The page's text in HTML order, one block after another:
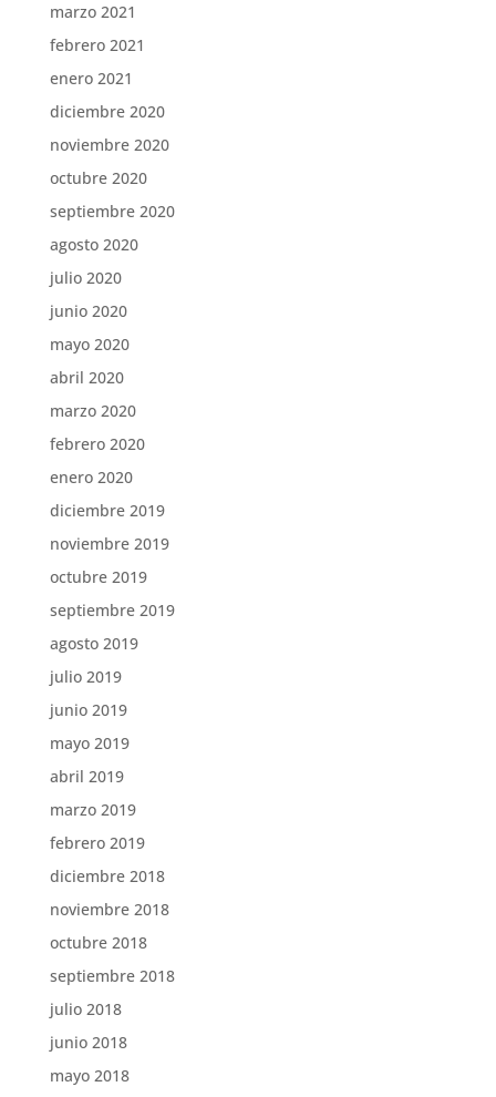
marzo 2021
febrero 2021
enero 2021
diciembre 2020
noviembre 2020
octubre 2020
septiembre 2020
agosto 2020
julio 2020
junio 2020
mayo 2020
abril 2020
marzo 2020
febrero 2020
enero 2020
diciembre 2019
noviembre 2019
octubre 2019
septiembre 2019
agosto 2019
julio 2019
junio 2019
mayo 2019
abril 2019
marzo 2019
febrero 2019
diciembre 2018
noviembre 2018
octubre 2018
septiembre 2018
julio 2018
junio 2018
mayo 2018